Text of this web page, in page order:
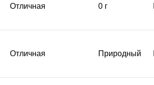
Отличная 0 г
Отличная Природный